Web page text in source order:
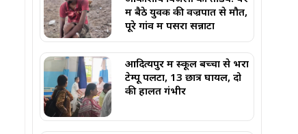
में बैठे युवक की वज्रपात से मौत,
पूरे गांव में पसरा सन्नाटा
आदित्यपुर में स्कूल बच्चों से भरा
टेम्पू पलटा, 13 छात्र घायल, दो
की हालत गंभीर